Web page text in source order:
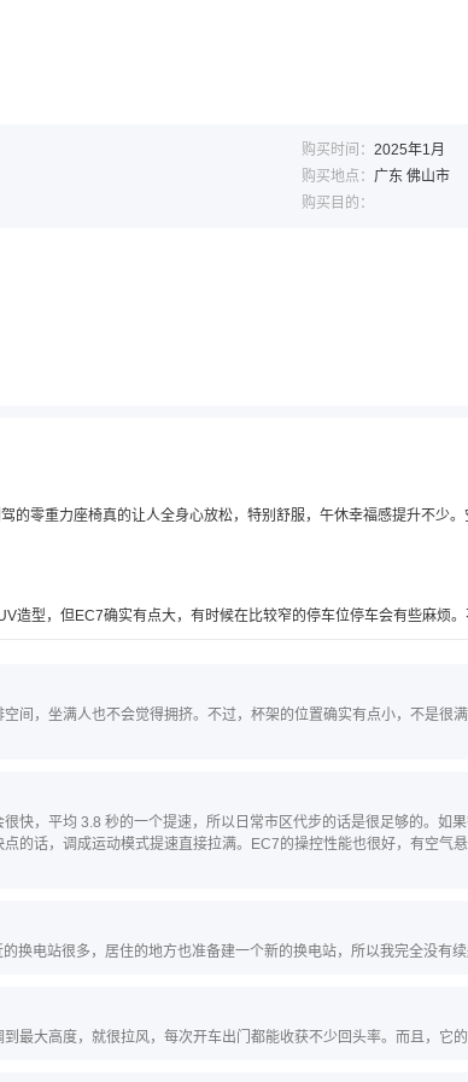
购买时间： 2025年1月
购买地点： 广东 佛山市
购买目的：
的零重力座椅真的让人全身心放松，特别舒服，午休幸福感提升不少
型，但EC7确实有点大，有时候在比较窄的停车位停车会有些麻烦
间，坐满人也不会觉得拥挤。不过，杯架的位置确实有点小，不是
快，平均 3.8 秒的一个提速，所以日常市区代步的话是很足够的。
的话，调成运动模式提速直接拉满。EC7的操控性能也很好，有空
电站很多，居住的地方也准备建一个新的换电站，所以我完全没有续
最大高度，就很拉风，每次开车出门都能收获不少回头率。而且，它